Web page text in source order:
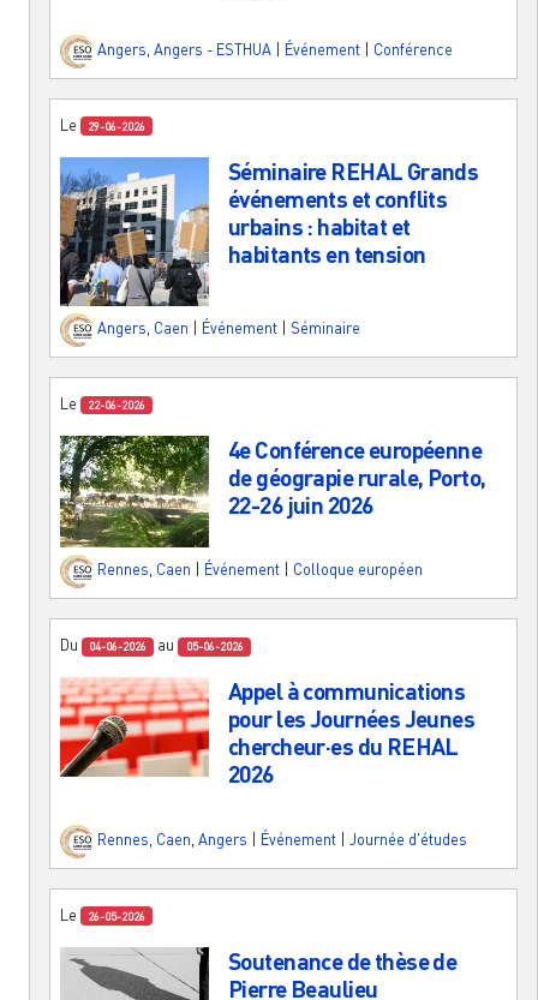
Angers Angers - ESTHUA Événement Conférence
Le 29-06-2026
Séminaire REHAL Grands
événements et conflits
urbains : habitat et
habitants en tension
Angers Caen Événement Séminaire
Le 22-06-2026
4e Conférence européenne
de géograpie rurale, Porto,
22-26 juin 2026
Rennes, Caen Événement Colloque européen
Du 04-06-2026 au 05-06-2026
Appel à communications
pour les Journées Jeunes
chercheur·es du REHAL
2026
Rennes Caen Angers Événement Journée d'études
Le 26-05-2026
Soutenance de thèse de
Pierre Beaulieu